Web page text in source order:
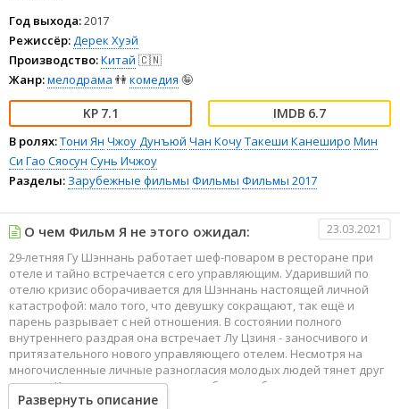
Год выхода:2017
Режиссёр:Дерек Хуэй
Производство:Китай 🇨🇳
Жанр:мелодрама 👫комедия 🤪
7.1 6.7
В ролях:Тони Ян Чжоу Дунъюй Чан КочуТакеши Канеширо Мин
Си Гао Сяосун Сунь Ичжоу
Разделы: Зарубежные фильмы Фильмы Фильмы 2017
О чем Фильм Я не этого ожидал: 23.03.2021
29-летняя Гу Шэннань работает шеф-поваром в ресторане при
отеле и тайно встречается с его управляющим. Ударивший по
отелю кризис оборачивается для Шэннань настоящей личной
катастрофой: мало того, что девушку сокращают, так ещё и
парень разрывает с ней отношения. В состоянии полного
внутреннего раздрая она встречает Лу Цзиня - заносчивого и
притязательного нового управляющего отелем. Несмотря на
многочисленные личные разногласия молодых людей тянет друг
к другу. Кроме того, их связывает общая любовь... к еде.
Развернуть описание